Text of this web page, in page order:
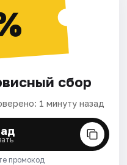
сбор
1 минуту назад
промокод